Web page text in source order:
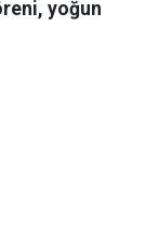
yoğun